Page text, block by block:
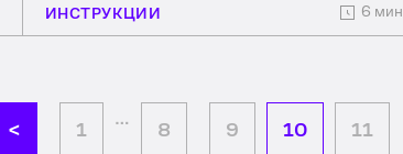
ИНСТРУКЦИИ 6 мин
< 1 … 8 9 10 11